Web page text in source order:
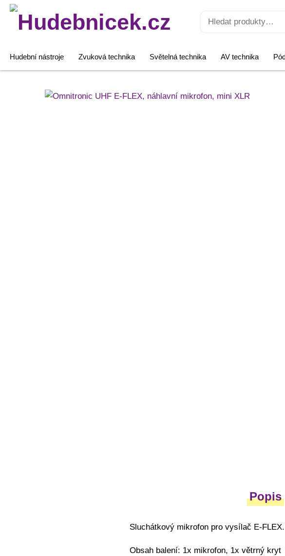
Hledat:
Hudební nástroje Zvuková technika Světelná technika AV technika
Omnitronic
Popis
Sluchátkový mikrofon pro vysílač E-
Obsah balení: 1x mikrofon, 1x větrný kryt